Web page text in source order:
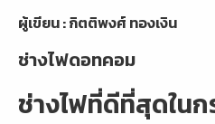
ผู้เขียน : กิตติพงศ์ ทองเงิน
ช่างไฟดอทคอม
ช่างไฟที่ดีที่สุดในก